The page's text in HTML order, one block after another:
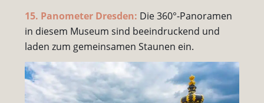
15. Panometer Dresden: Die 360°-Panoramen
in diesem Museum sind beeindruckend und
laden zum gemeinsamen Staunen ein.